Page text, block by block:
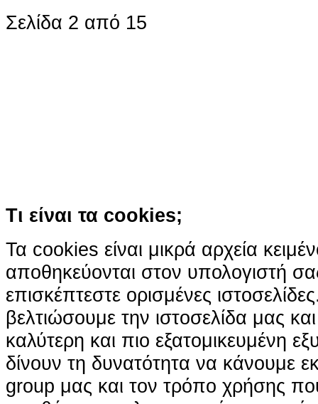
Σελίδα 2 από 15
Τι είναι τα cookies;
Τα cookies είναι μικρά αρχεία
αποθηκεύονται στον υπολογιστή
επισκέπτεστε ορισμένες
βελτιώσουμε την ιστοσελίδα μας
καλύτερη και πιο εξατομικευμένη
δίνουν τη δυνατότητα να κάνουμε
group μας και τον τρόπο χρήσης